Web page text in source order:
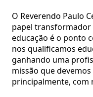
O Reverendo Paulo
papel transformador
educação é o ponto
nos qualificamos
ganhando uma
missão que
principalmente, com